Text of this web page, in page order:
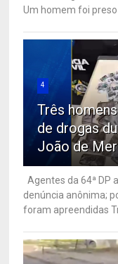
Um homem foi preso
4
Três
de drogas
João de
Agentes da 64ª DP
denúncia anônima;
foram apreendidas